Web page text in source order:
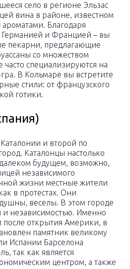
село в регионе Эльзас
вина в районе, известном
Благодаря
Германией и Францией – вы
пекарни, предлагающие
со множеством
часто специализируются на
В Кольмаре вы встретите
стили: от французского
готики.
и второй по
Каталонцы настолько
будущем, возможно,
независимого
жизни местные жители
в протестах. Они
веселы. В этом городе
и независимостью. Именно
открытия Америки, в
памятник великому
Испании Барселона
так как является
центром, а также